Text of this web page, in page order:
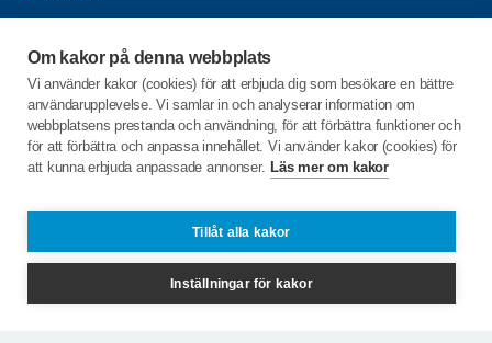
Om kakor på denna webbplats
Vi använder kakor (cookies) för att erbjuda dig som besökare en bättre
användarupplevelse. Vi samlar in och analyserar information om
webbplatsens prestanda och användning, för att förbättra funktioner och
för att förbättra och anpassa innehållet. Vi använder kakor (cookies) för
att kunna erbjuda anpassade annonser. Läs mer om kakor
Tillåt alla kakor
Inställningar för kakor
Styrelse och kommittéer
Årsmöte
C/o:Claes-Göran Skogh